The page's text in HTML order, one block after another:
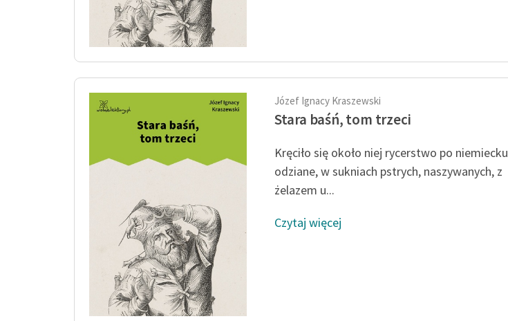
Józef Ignacy Kraszewski
Stara baśń, tom trzeci
Kręciło się około niej rycerstwo po niemiecku
odziane, w sukniach pstrych, naszywanych, z
żelazem u...
Czytaj więcej